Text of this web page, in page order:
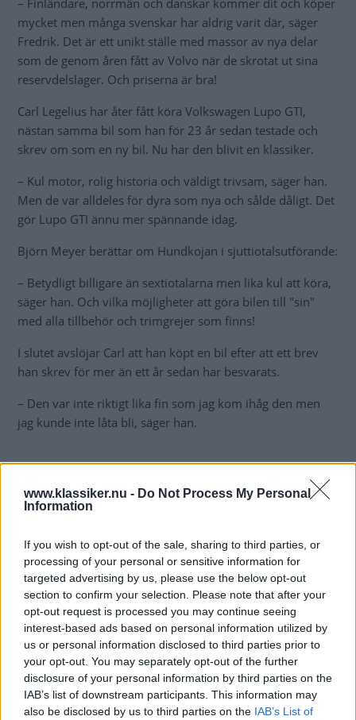
www.klassiker.nu - Do Not Process My Personal
Information
If you wish to opt-out of the sale, sharing to third parties, or
processing of your personal or sensitive information for
targeted advertising by us, please use the below opt-out
section to confirm your selection. Please note that after your
opt-out request is processed you may continue seeing
interest-based ads based on personal information utilized by
us or personal information disclosed to third parties prior to
your opt-out. You may separately opt-out of the further
disclosure of your personal information by third parties on the
IAB’s list of downstream participants. This information may
also be disclosed by us to third parties on the IAB’s List of
– Finländare, norrmän och danskar kommer dit och köper
mycket men många svenskar har aldrig varit där, säger
Fredrik. Det är ett unikt ställe med massor av nya delar
som de genom åren fått av Volvo när de skrotat ut sina
reservdelslager. Och priserna är bra!
Carl Legelius har åter fått köra Volkswagen Lupo GTI,
nästan samma bil som han för 23 år sedan testade och
skrev om som en ny bil. Nu har den blivit en klassiker.
– Kul motor, rolig historia och väldigt trivsam, säger han.
Men de var alldeles för dyra som nya och sålde dåligt. Det
gör Lupo GTI ännu mer spännande idag.
Björn Meyer berättar om Hundkojan i sjuttiotalsutförande:
– Betydligt billigare än sextiotalarna men lika kul att köra,
säger han. Och vilka möjligheter att göra bilen till "sin"
med alla tillbehör och trimgrejer som finns!
I slutet avslöjar Carl att han köpt en bil efter att ett brev
han skrev för mer än ett år sedan har besvarats.
– Den var inte riktigt lika fin som jag kom ihåg den men
jag kunde inte låta bli, säger han.
Klassiker 8.2024